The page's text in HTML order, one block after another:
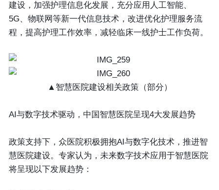
建设，加强护理信息化发展，充分应用人工智能、
5G、物联网等新一代信息技术，改进优化护理服务流
程，提高护理工作效率，减轻临床一线护士工作负荷。
▲智慧医院建设相关政策（部分）
AI与数字技术驱动， 中国智慧医院呈现4大发展趋势
政策支持下，众医院积极拥抱AI与数字化技术，推进智
慧医院建设。专家认为，未来数字技术应用于智慧医院
将呈现以下发展趋势：